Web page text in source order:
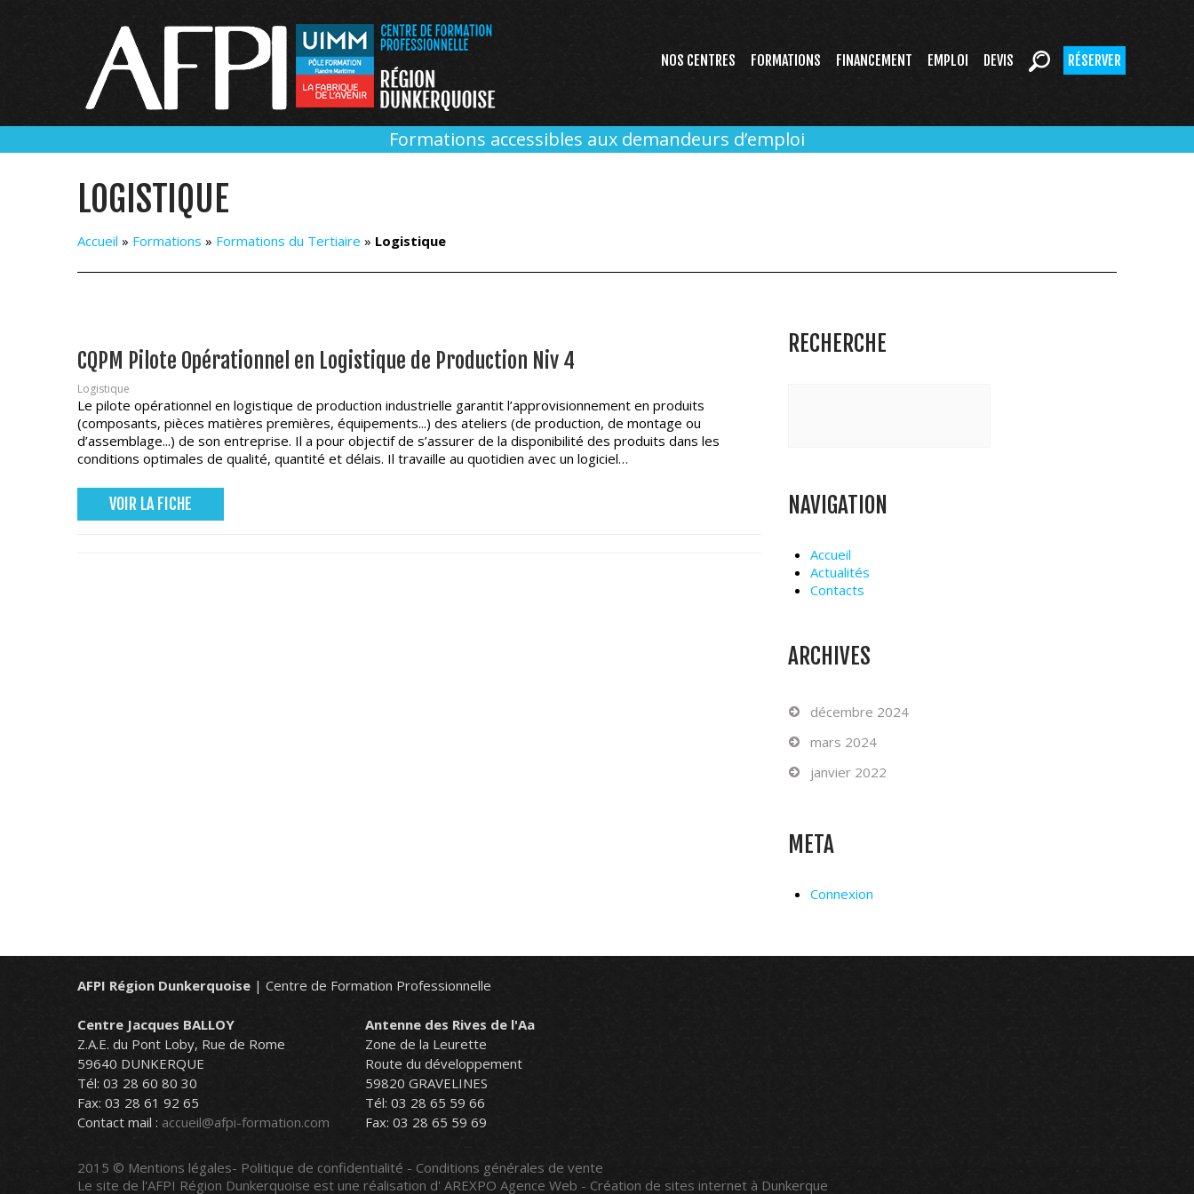
NOS CENTRES FORMATIONS FINANCEMENT EMPLOI DEVIS RÉSERVER
Formations accessibles aux demandeurs d’emploi
LOGISTIQUE
Accueil » Formations » Formations du Tertiaire » Logistique
CQPM Pilote Opérationnel en Logistique de Production Niv 4
Logistique
Le pilote opérationnel en logistique de production industrielle garantit l’approvisionnement en produits
(composants, pièces matières premières, équipements...) des ateliers (de production, de montage ou
d’assemblage...) de son entreprise. Il a pour objectif de s’assurer de la disponibilité des produits dans les
conditions optimales de qualité, quantité et délais. Il travaille au quotidien avec un logiciel…
VOIR LA FICHE
RECHERCHE
NAVIGATION
Accueil
Actualités
Contacts
ARCHIVES
décembre 2024
mars 2024
janvier 2022
META
Connexion
AFPI Région Dunkerquoise | Centre de Formation Professionnelle
Centre Jacques BALLOY
Z.A.E. du Pont Loby, Rue de Rome
59640 DUNKERQUE
Tél: 03 28 60 80 30
Fax: 03 28 61 92 65
Contact mail : accueil@afpi-formation.com
Antenne des Rives de l'Aa
Zone de la Leurette
Route du développement
59820 GRAVELINES
Tél: 03 28 65 59 66
Fax: 03 28 65 59 69
2015 © Mentions légales- Politique de confidentialité - Conditions générales de vente
Le site de l'AFPI Région Dunkerquoise est une réalisation d' AREXPO Agence Web - Création de sites internet à Dunkerque